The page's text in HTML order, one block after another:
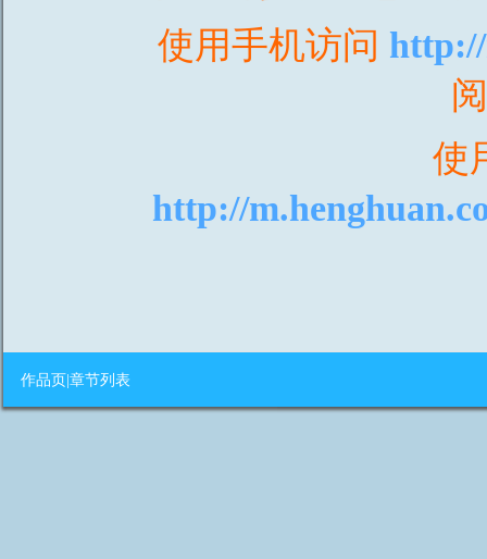
使用手机访问
使
http://
作品页 章节列表